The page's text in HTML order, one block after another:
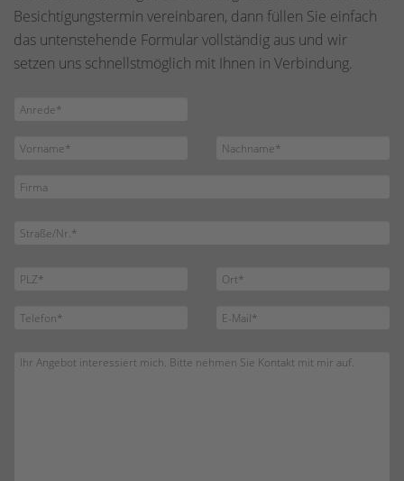
Besichtigungstermin vereinbaren, dann füllen Sie einfach
das untenstehende Formular vollständig aus und wir
setzen uns schnellstmöglich mit Ihnen in Verbindung.